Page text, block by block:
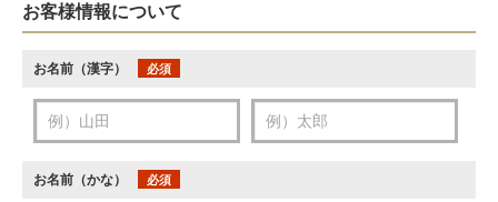
お客様情報について
お名前（漢字） 必須
お名前（かな） 必須